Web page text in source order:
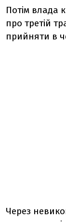
Потім влада
про третій
прийняти в
Через